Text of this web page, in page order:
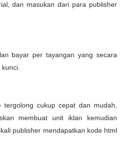
dan masukan dari para publisher
bayar per tayangan yang secara
cukup cepat dan mudah,
membuat unit iklan kemudian
publisher mendapatkan kode html